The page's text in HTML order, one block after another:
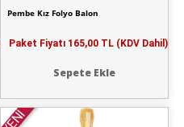
Pembe Kız Folyo Balon
Paket Fiyatı 165,00 TL (KDV Dahil)
Sepete Ekle